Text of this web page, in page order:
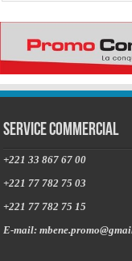
Service commercial
+221 33 867 67 00
+221 77 782 75 03
+221 77 782 75 15
E-mail: